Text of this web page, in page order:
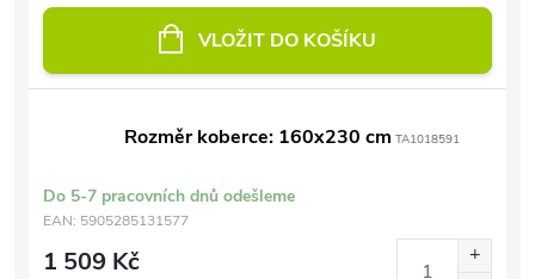
VLOŽIT DO KOŠÍKU
Rozměr koberce: 160x230 cm TA1018591
Do 5-7 pracovních dnů odešleme
EAN: 5905285131577
1 509 Kč